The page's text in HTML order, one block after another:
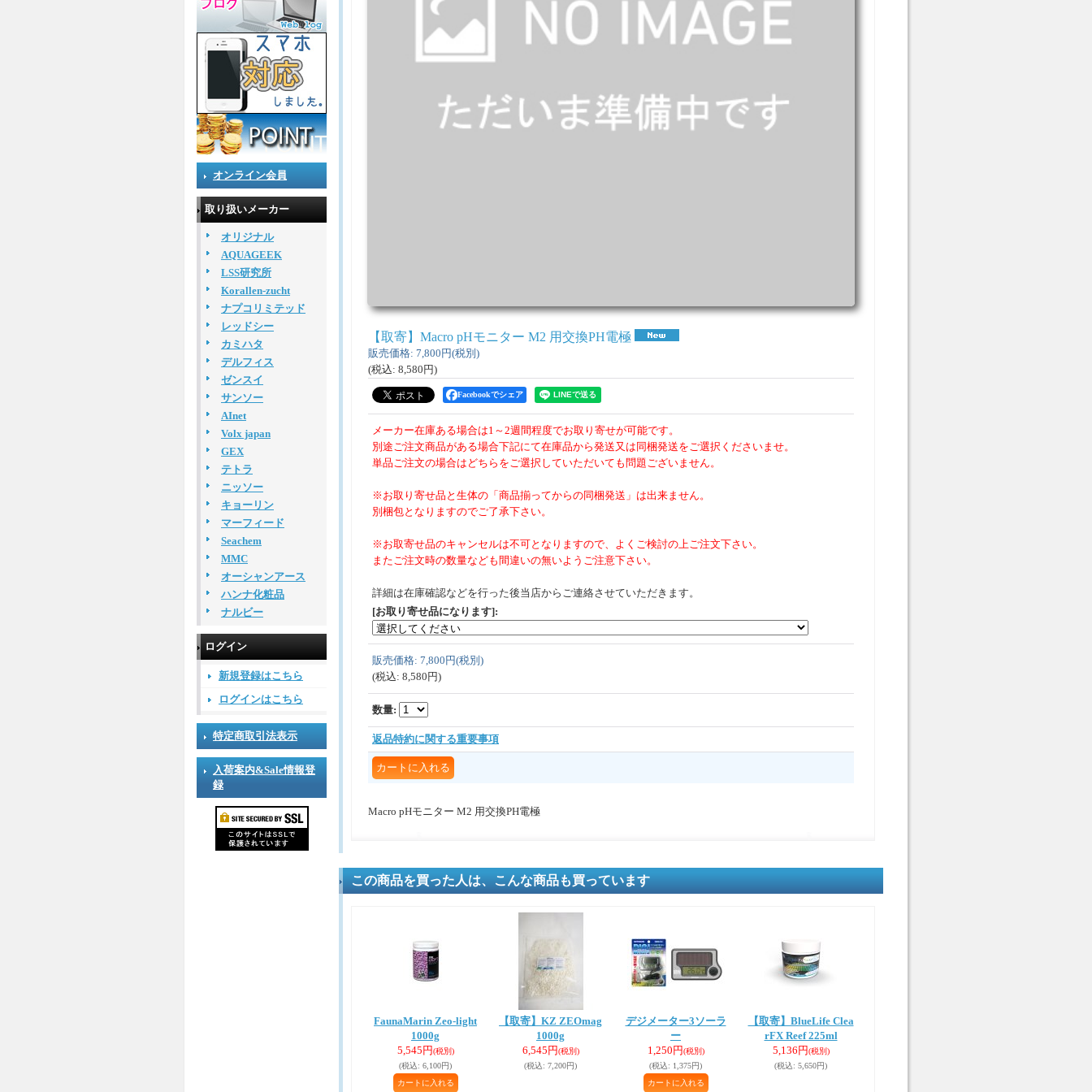
オンライン会員
取り扱いメーカー
オリジナル
AQUAGEEK
LSS研究所
Korallen-zucht
ナプコリミテッド
レッドシー
カミハタ
デルフィス
ゼンスイ
サンソー
AInet
Volx japan
GEX
テトラ
ニッソー
キョーリン
マーフィード
Seachem
MMC
オーシャンアース
ハンナ化粧品
ナルビー
ログイン
新規登録はこちら
ログインはこちら
特定商取引法表示
入荷案内&Sale情報登
録
【取寄】Macro pHモニター M2 用交換PH電極
販売価格: 7,800円(税別)
(税込: 8,580円)
Facebookでシェア
メーカー在庫ある場合は1～2週間程度でお取り寄せが可能です。
別途ご注文商品がある場合下記にて在庫品から発送又は同梱発送をご選択くださいませ。
単品ご注文の場合はどちらをご選択していただいても問題ございません。
※お取り寄せ品と生体の「商品揃ってからの同梱発送」は出来ません。
別梱包となりますのでご了承下さい。
※お取寄せ品のキャンセルは不可となりますので、よくご検討の上ご注文下さい。
またご注文時の数量なども間違いの無いようご注意下さい。
詳細は在庫確認などを行った後当店からご連絡させていただきます。
[お取り寄せ品になります]:
販売価格: 7,800円(税別)
(税込: 8,580円)
数量:
返品特約に関する重要事項
Macro pHモニター M2 用交換PH電極
この商品を買った人は、こんな商品も買っています
FaunaMarin Zeo-light
1000g
5,545円(税別)
(税込: 6,100円)
【取寄】KZ ZEOmag
1000g
6,545円(税別)
(税込: 7,200円)
デジメーター3ソーラ
ー
1,250円(税別)
(税込: 1,375円)
【取寄】BlueLife Clea
rFX Reef 225ml
5,136円(税別)
(税込: 5,650円)